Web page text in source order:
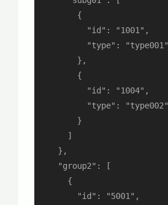
        {
          "id": "1001",
          "type": "type001"
        },
        {
          "id": "1004",
          "type": "type002"
        }
      ]
    },
    "group2": [
      {
        "id": "5001",